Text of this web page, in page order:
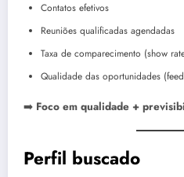
Contatos efetivos
Reuniões qualificadas agendadas
Taxa de comparecimento (show
Qualidade das oportunidades
➡️ Foco em qualidade +
Perfil buscado